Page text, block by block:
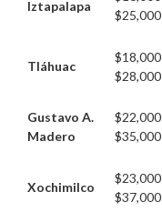
Iztapalapa
$25,000
Tláhuac
$28,000
Gustavo A.
Madero
$35,000
Xochimilco
$37,000